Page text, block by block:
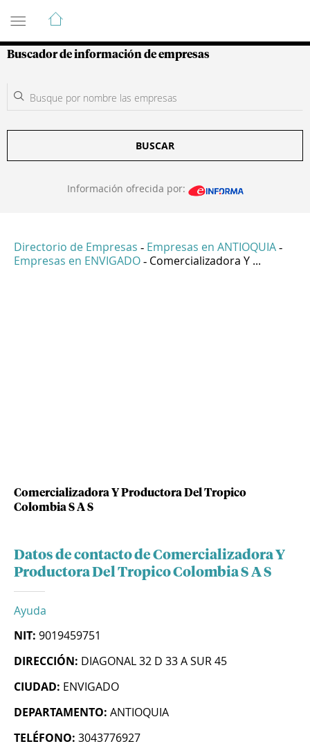
Guía de Empresas Colombianas
Buscador de información de empresas
BUSCAR
Información ofrecida por:
Directorio de Empresas - Empresas en ANTIOQUIA -
Empresas en ENVIGADO - Comercializadora Y ...
Comercializadora Y Productora Del Tropico
Colombia S A S
Datos de contacto de Comercializadora Y
Productora Del Tropico Colombia S A S
Ayuda
NIT: 9019459751
DIRECCIÓN: DIAGONAL 32 D 33 A SUR 45
CIUDAD: ENVIGADO
DEPARTAMENTO: ANTIOQUIA
TELÉFONO: 3043776927